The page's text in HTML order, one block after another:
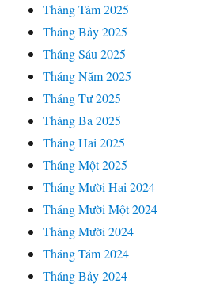
Tháng Tám 2025
Tháng Bảy 2025
Tháng Sáu 2025
Tháng Năm 2025
Tháng Tư 2025
Tháng Ba 2025
Tháng Hai 2025
Tháng Một 2025
Tháng Mười Hai 2024
Tháng Mười Một 2024
Tháng Mười 2024
Tháng Tám 2024
Tháng Bảy 2024